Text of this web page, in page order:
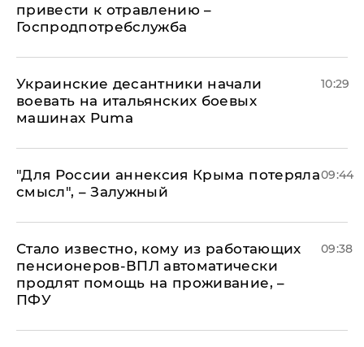
привести к отравлению –
Госпродпотребслужба
Украинские десантники начали
воевать на итальянских боевых
машинах Puma
10:29
"Для России аннексия Крыма потеряла
смысл", – Залужный
09:44
Стало известно, кому из работающих
пенсионеров-ВПЛ автоматически
продлят помощь на проживание, –
ПФУ
09:38